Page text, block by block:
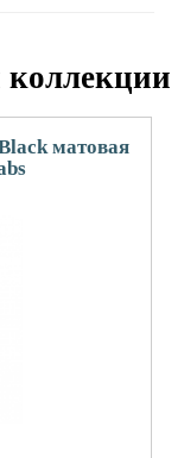
коллекции
матовая